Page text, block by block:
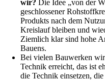
wir? Die Idee „von der
geschlossener
Produkts nach dem
Kreislauf bleiben und
Ziemlich klar sind hohe
Bauens.
Bei vielen Bauwerken
Technik erreicht, das ist
die Technik einsetzen,